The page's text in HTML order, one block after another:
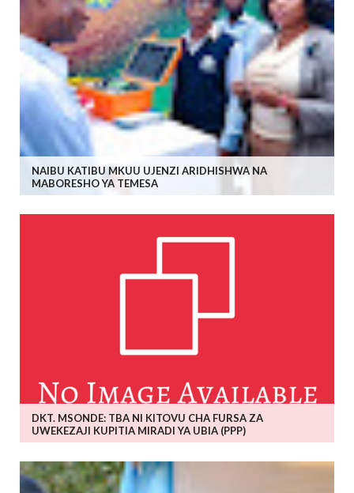
NAIBU KATIBU MKUU UJENZI ARIDHISHWA NA
MABORESHO YA TEMESA
DKT. MSONDE: TBA NI KITOVU CHA FURSA ZA
UWEKEZAJI KUPITIA MIRADI YA UBIA (PPP)